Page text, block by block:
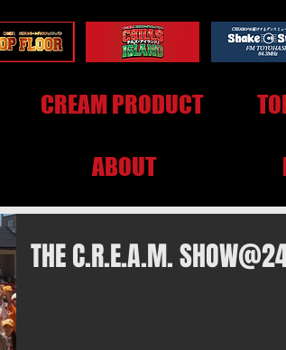
CREAM PRODUCT
ABOUT
THE C.R.E.A.M.